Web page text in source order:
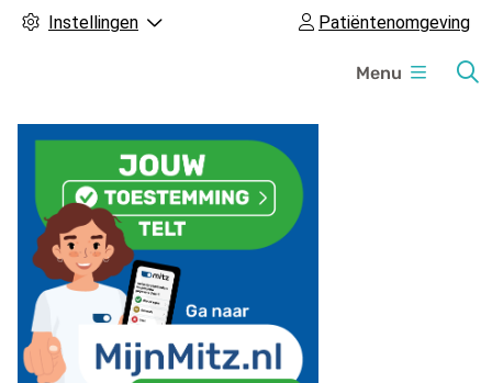
Instellingen Patiëntenomgeving
Menu